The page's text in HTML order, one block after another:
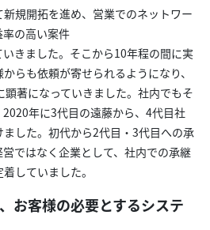
規開拓を進め、営業でのネットワー
の高い案件
きました。そこから10年程の間に実
らも依頼が寄せられるようになり、
著になっていきました。社内でもそ
年に3代目の遠藤から、4代目社
した。初代から2代目・3代目への承
ではなく企業として、社内での承継
していました。
お客様の必要とするシステ